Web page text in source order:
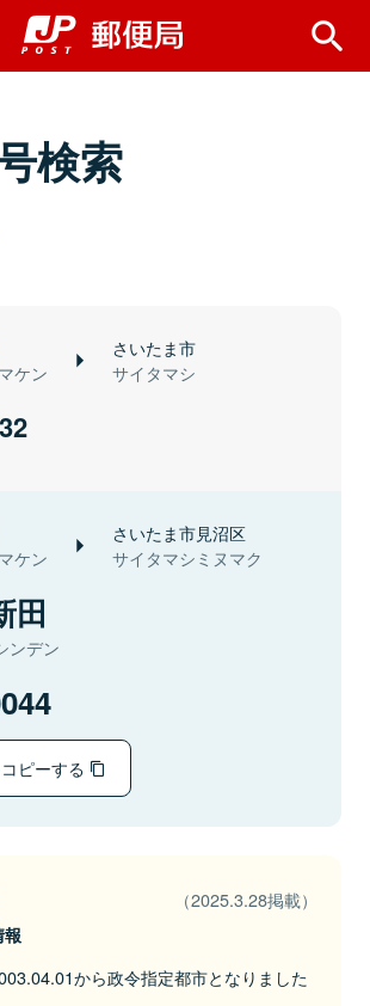
検索
ケン
さいたま市
サイタマシ
ケン
さいたま市見沼区
サイタマシミヌマク
田
ンデン
ピーする
（2025.3.28掲載）
から政令指定都市となりました